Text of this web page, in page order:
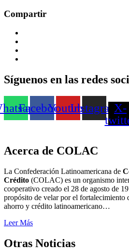
Compartir
Síguenos en las redes
FacebookYoutubeInstagramX-
Acerca de COLAC
La Confederación Latinoamericana de
Crédito (COLAC) es un organismo
cooperativo creado el 28 de agosto de
propósito de velar por el fortalecimiento
ahorro y crédito latinoamericano…
Leer Más
Otras Noticias